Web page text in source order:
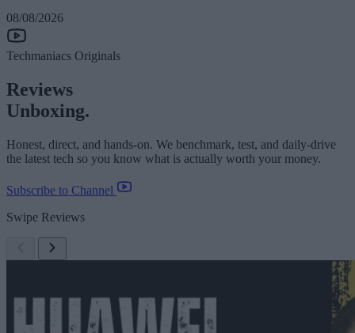
08/08/2026
Techmaniacs Originals
Reviews
Unboxing.
Honest, direct, and hands-on. We benchmark, test, and daily-drive
the latest tech so you know what is actually worth your money.
Subscribe to Channel
Swipe Reviews